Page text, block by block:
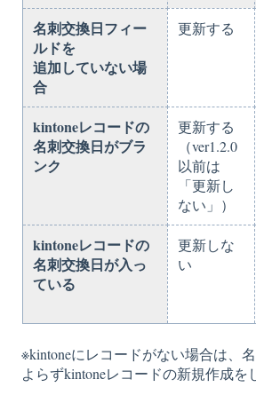
名刺交換日フィー
ルドを
追加していない場
合
更新する
kintoneレコードの
名刺交換日がブラ
ンク
更新する
（ver1.2.0
以前は
「更新し
ない」）
kintoneレコードの
名刺交換日が入っ
ている
更新しな
い
※kintoneにレコードがない場合は、
よらずkintoneレコードの新規作成を